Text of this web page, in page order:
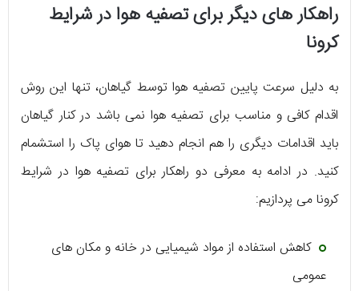
راهکار های دیگر برای تصفیه هوا در شرایط
کرونا
به دلیل سرعت پایین تصفیه هوا توسط گیاهان، تنها این روش
اقدام کافی و مناسب برای تصفیه هوا نمی باشد در کنار گیاهان
باید اقدامات دیگری را هم انجام دهید تا هوای پاک را استشمام
کنید. در ادامه به معرفی دو راهکار برای تصفیه هوا در شرایط
کرونا می پردازیم:
کاهش استفاده از مواد شیمیایی در خانه و مکان های
عمومی